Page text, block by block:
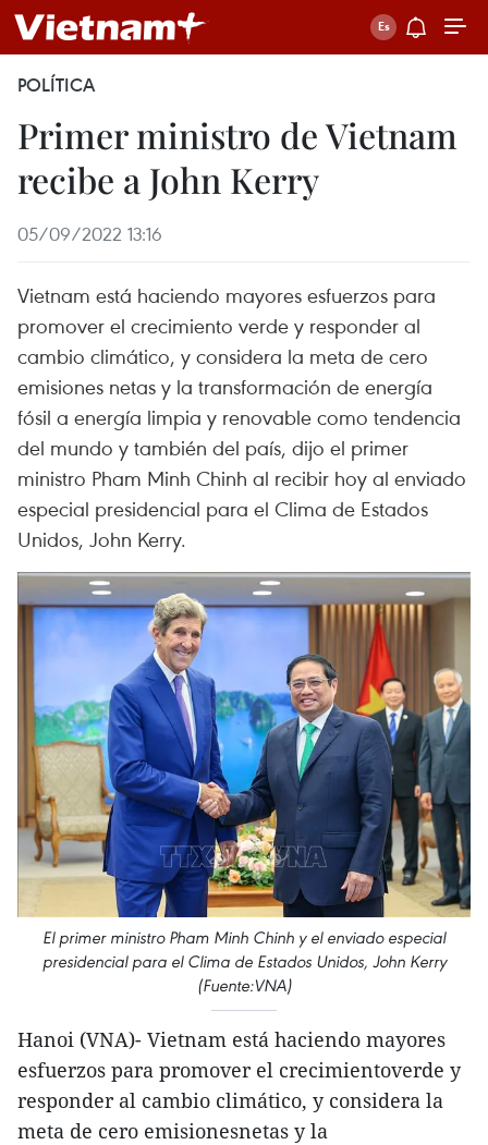
POLÍTICA
Primer ministro de Vietnam
recibe a John Kerry
05/09/2022 13:16
Vietnam está haciendo mayores esfuerzos para
promover el crecimiento verde y responder al
cambio climático, y considera la meta de cero
emisiones netas y la transformación de energía
fósil a energía limpia y renovable como tendencia
del mundo y también del país, dijo el primer
ministro Pham Minh Chinh al recibir hoy al enviado
especial presidencial para el Clima de Estados
Unidos, John Kerry.
El primer ministro Pham Minh Chinh y el enviado especial
presidencial para el Clima de Estados Unidos, John Kerry
(Fuente:VNA)
Hanoi (VNA)- Vietnam está haciendo mayores
esfuerzos para promover el crecimientoverde y
responder al cambio climático, y considera la
meta de cero emisionesnetas y la